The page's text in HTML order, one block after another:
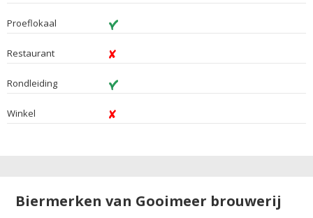
Proeflokaal
Restaurant
Rondleiding
Winkel
Biermerken van Gooimeer brouwerij